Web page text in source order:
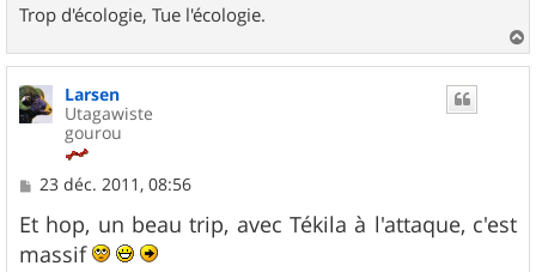
Trop d'écologie, Tue l'écologie.
a
Larsen
Utagawiste
gourou
M
s
s
a
23 déc. 2011, 08:56
Et hop, un beau trip, avec Tékila à l'attaque, c'est
massif